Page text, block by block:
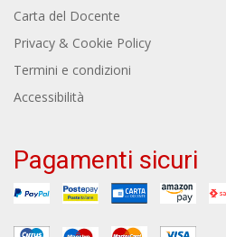
Carta del Docente
Privacy & Cookie Policy
Termini e condizioni
Accessibilità
Pagamenti sicuri